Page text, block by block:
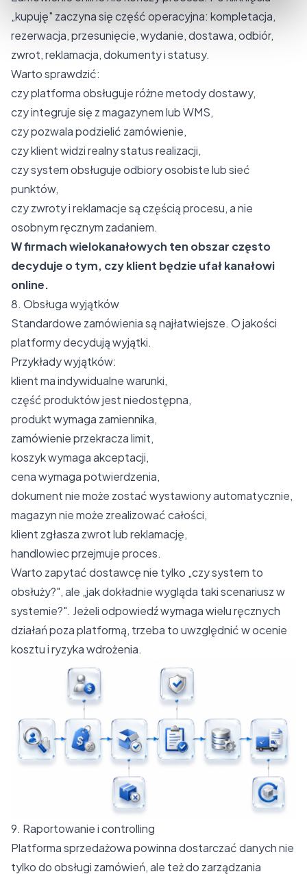
„kupuję" zaczyna się część operacyjna: kompletacja,
rezerwacja, przesunięcie, wydanie, dostawa, odbiór,
zwrot, reklamacja, dokumenty i statusy.
Warto sprawdzić:
czy platforma obsługuje różne metody dostawy,
czy integruje się z magazynem lub WMS,
czy pozwala podzielić zamówienie,
czy klient widzi realny status realizacji,
czy system obsługuje odbiory osobiste lub sieć
punktów,
czy zwroty i reklamacje są częścią procesu, a nie
osobnym ręcznym zadaniem.
W firmach wielokanałowych ten obszar często
decyduje o tym, czy klient będzie ufał kanałowi
online.
8. Obsługa wyjątków
Standardowe zamówienia są najłatwiejsze. O jakości
platformy decydują wyjątki.
Przykłady wyjątków:
klient ma indywidualne warunki,
część produktów jest niedostępna,
produkt wymaga zamiennika,
zamówienie przekracza limit,
koszyk wymaga akceptacji,
cena wymaga potwierdzenia,
dokument nie może zostać wystawiony automatycznie,
magazyn nie może zrealizować całości,
klient zgłasza zwrot lub reklamację,
handlowiec przejmuje proces.
Warto zapytać dostawcę nie tylko „czy system to
obsłuży?", ale „jak dokładnie wygląda taki scenariusz w
systemie?". Jeżeli odpowiedź wymaga wielu ręcznych
działań poza platformą, trzeba to uwzględnić w ocenie
kosztu i ryzyka wdrożenia.
9. Raportowanie i controlling
Platforma sprzedażowa powinna dostarczać danych nie
tylko do obsługi zamówień, ale też do zarządzania